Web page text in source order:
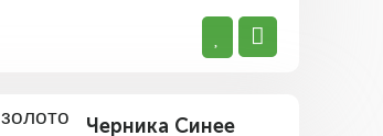
Черника Синее